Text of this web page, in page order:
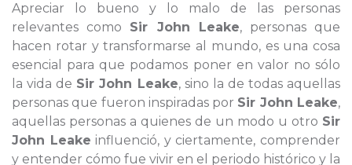
Apreciar lo bueno y lo malo de las personas
relevantes como Sir John Leake, personas que
hacen rotar y transformarse al mundo, es una cosa
esencial para que podamos poner en valor no sólo
la vida de Sir John Leake, sino la de todas aquellas
personas que fueron inspiradas por Sir John Leake,
aquellas personas a quienes de un modo u otro Sir
John Leake influenció, y ciertamente, comprender
y entender cómo fue vivir en el periodo histórico y la